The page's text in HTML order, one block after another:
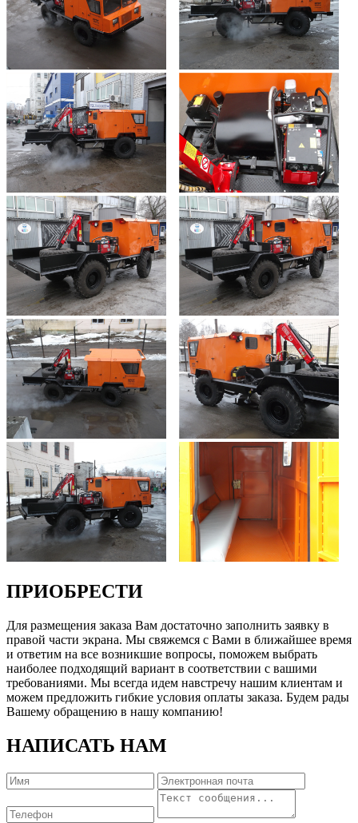
ПРИОБРЕСТИ
Для размещения заказа Вам достаточно заполнить заявку в
правой части экрана. Мы свяжемся с Вами в ближайшее время
и ответим на все возникшие вопросы, поможем выбрать
наиболее подходящий вариант в соответствии с вашими
требованиями. Мы всегда идем навстречу нашим клиентам и
можем предложить гибкие условия оплаты заказа. Будем рады
Вашему обращению в нашу компанию!
НАПИСАТЬ НАМ